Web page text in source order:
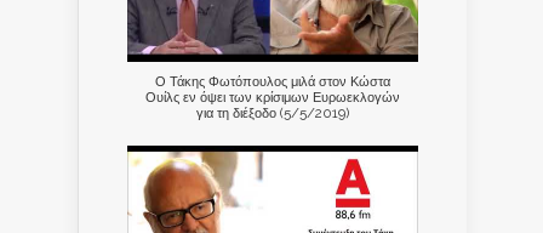
Ο Τάκης Φωτόπουλος μιλά στον Κώστα
Ουίλς εν όψει των κρίσιμων Ευρωεκλογών
για τη διέξοδο (5/5/2019)